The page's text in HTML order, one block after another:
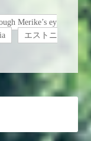
Merike’s ey
エストニ